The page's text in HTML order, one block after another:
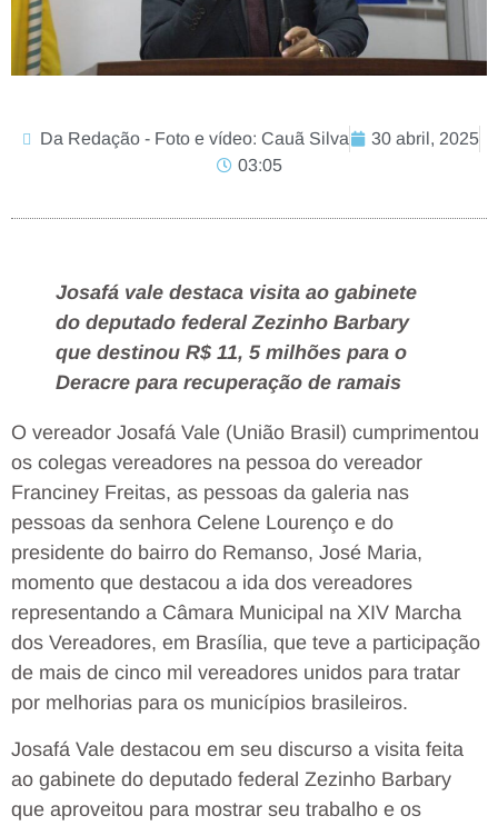
Da Redação - Foto e vídeo: Cauã Silva
30 abril, 2025
03:05
Josafá vale destaca visita ao gabinete
do deputado federal Zezinho Barbary
que destinou R$ 11, 5 milhões para o
Deracre para recuperação de ramais
O vereador Josafá Vale (União Brasil) cumprimentou
os colegas vereadores na pessoa do vereador
Franciney Freitas, as pessoas da galeria nas
pessoas da senhora Celene Lourenço e do
presidente do bairro do Remanso, José Maria,
momento que destacou a ida dos vereadores
representando a Câmara Municipal na XIV Marcha
dos Vereadores, em Brasília, que teve a participação
de mais de cinco mil vereadores unidos para tratar
por melhorias para os municípios brasileiros.
Josafá Vale destacou em seu discurso a visita feita
ao gabinete do deputado federal Zezinho Barbary
que aproveitou para mostrar seu trabalho e os